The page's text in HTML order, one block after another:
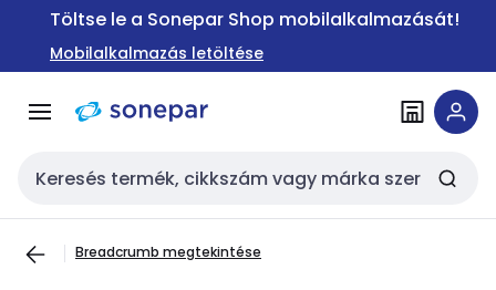
Ugrás a
Ugrás a
tartalomra
Töltse le a Sonepar Shop mobilalkalmazását!
Mobilalkalmazás letöltése
Keresési bemenet
Breadcrumb megtekintése